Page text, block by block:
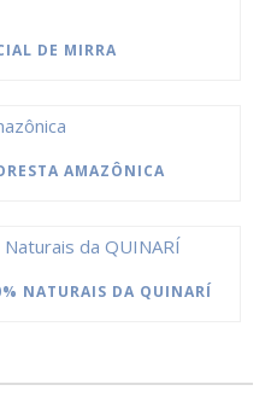
DE MIRRA
AMAZÔNICA
NATURAIS DA QUINARÍ